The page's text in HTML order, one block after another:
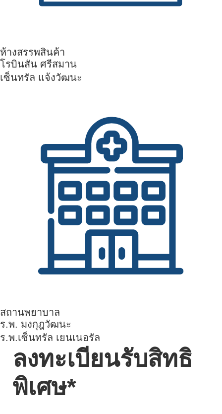
ห้างสรรพสินค้า
โรบินสัน ศรีสมาน
เซ็นทรัล แจ้งวัฒนะ
สถานพยาบาล
ร.พ. มงกุฎวัฒนะ
ร.พ.เซ็นทรัล เยนเนอรัล
ลงทะเบียนรับสิทธิ
พิเศษ*